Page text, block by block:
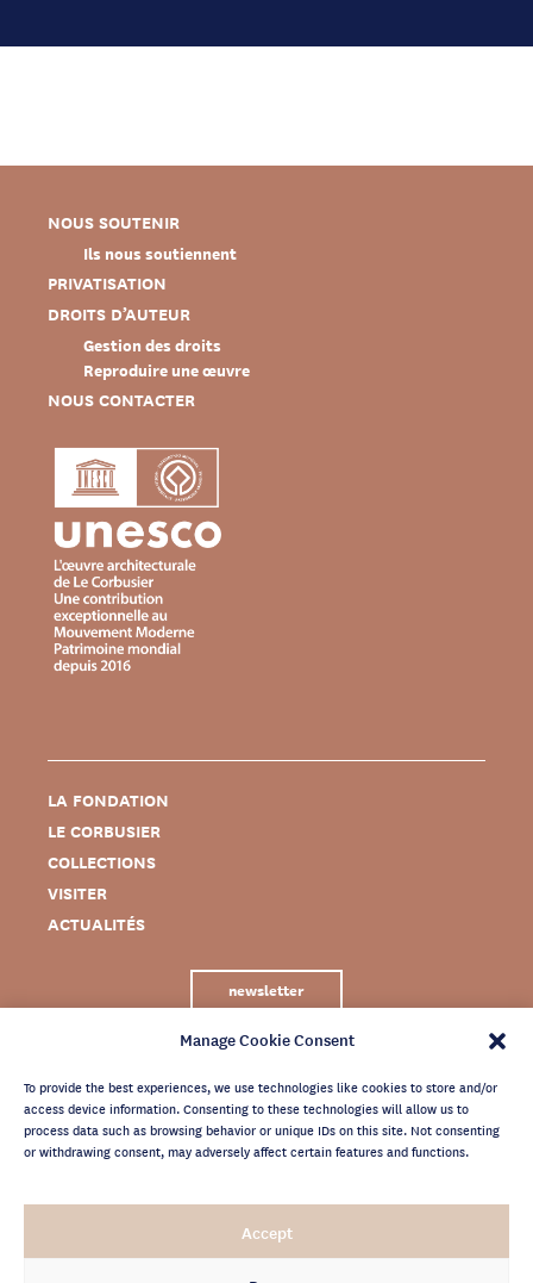
Manage Cookie Consent
To provide the best experiences, we use technologies like cookies to store and/or
access device information. Consenting to these technologies will allow us to
process data such as browsing behavior or unique IDs on this site. Not consenting
or withdrawing consent, may adversely affect certain features and functions.
Accept
NOUS SOUTENIR
Ils nous soutiennent
PRIVATISATION
DROITS D’AUTEUR
Gestion des droits
Reproduire une œuvre
NOUS CONTACTER
LA FONDATION
LE CORBUSIER
COLLECTIONS
VISITER
ACTUALITÉS
newsletter
MENTIONS LÉGALES
CRÉDITS
POLITIQUE DE CONFIDENTIALITÉ